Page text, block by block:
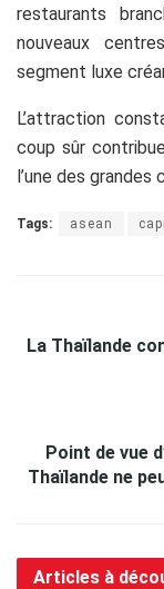
restaurants
nouveaux
segment luxe
L’attraction
coup sûr
l’une des
Tags: asean
La Thaïlande
Point de vue
Thaïlande ne
Articles à